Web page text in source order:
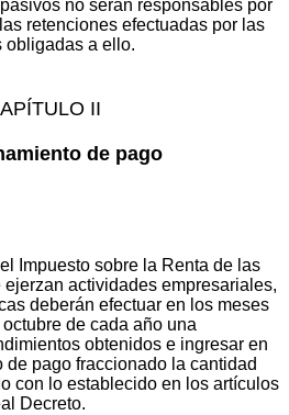
no serán responsables por
retenciones efectuadas por las
obligadas a ello.
II
de pago
Impuesto sobre la Renta de las
actividades empresariales,
deberán efectuar en los meses
de cada año una
obtenidos e ingresar en
de pago fraccionado la cantidad
con lo establecido en los artículos
Decreto.